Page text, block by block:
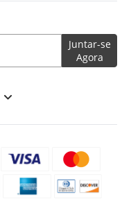
Juntar-se
Agora